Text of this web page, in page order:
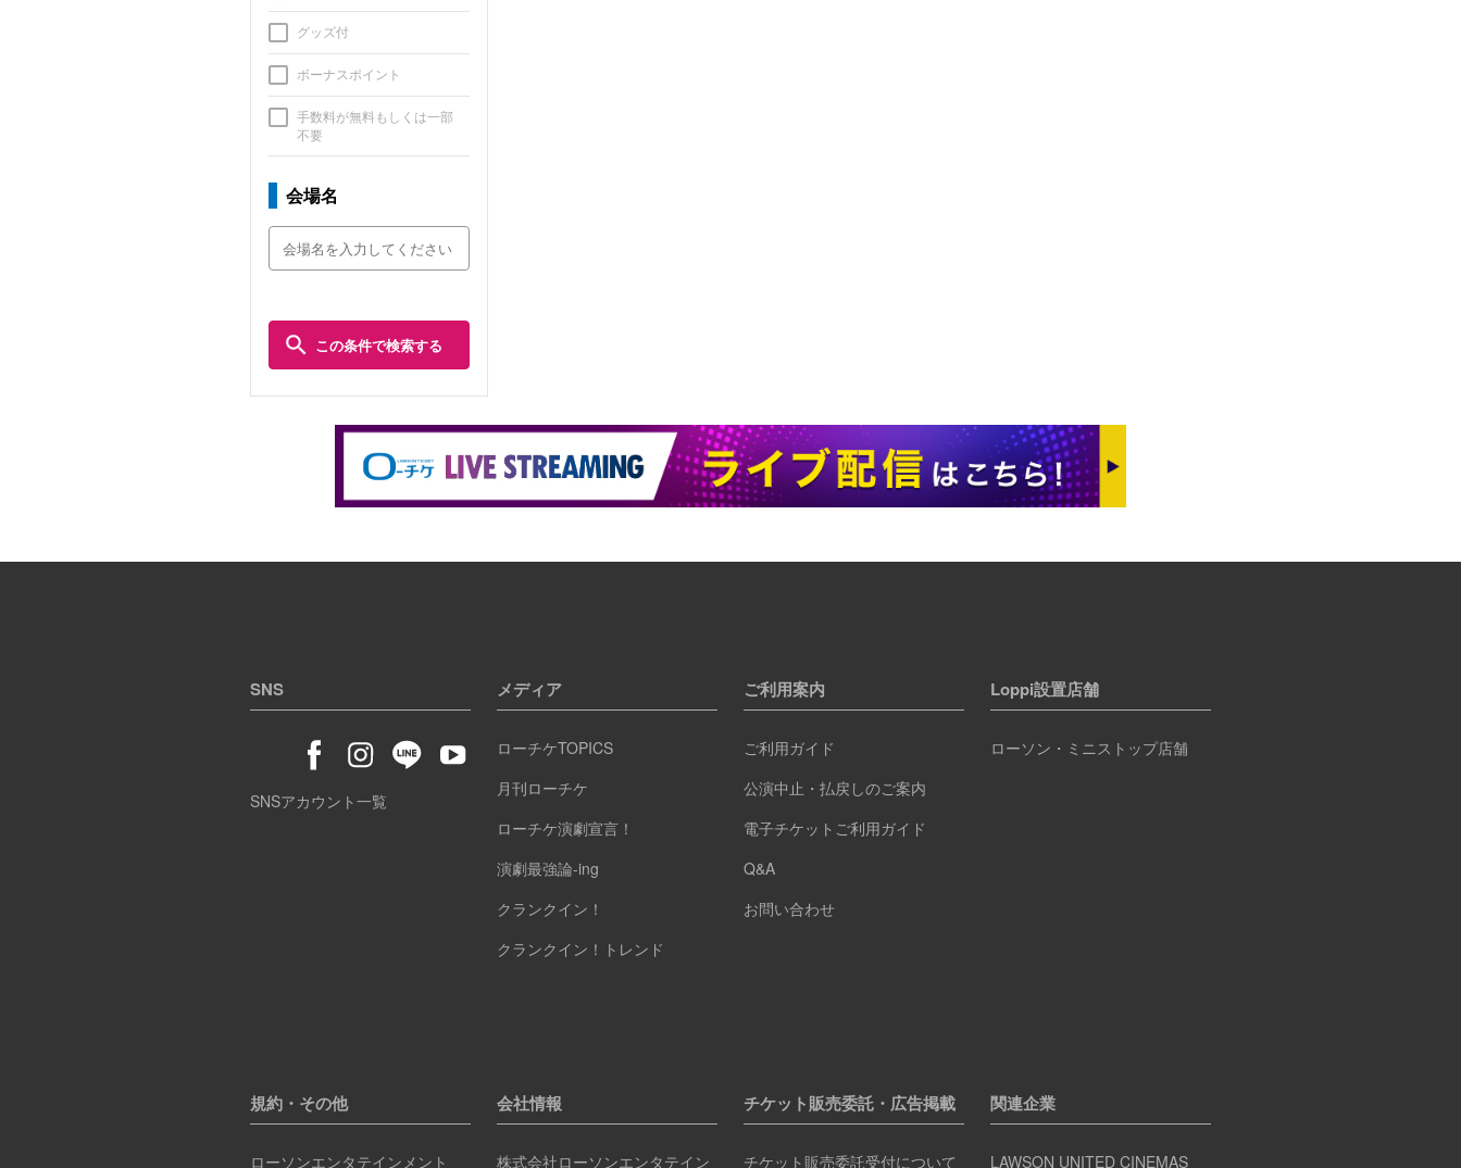
グッズ付
ボーナスポイント
手数料が無料もしくは一部
不要
会場名
この条件で検索する
SNS
SNSアカウント一覧
メディア
ローチケTOPICS
月刊ローチケ
ローチケ演劇宣言！
演劇最強論-ing
クランクイン！
クランクイン！トレンド
ご利用案内
ご利用ガイド
公演中止・払戻しのご案内
電子チケットご利用ガイド
Q&A
お問い合わせ
Loppi設置店舗
ローソン・ミニストップ店舗
規約・その他
ローソンエンタテインメント
会社情報
株式会社ローソンエンタテイン
チケット販売委託・広告掲載
チケット販売委託受付について
関連企業
LAWSON UNITED CINEMAS